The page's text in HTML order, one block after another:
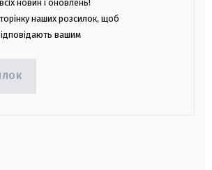
новин і оновлень!
наших розсилок, щоб
вашим